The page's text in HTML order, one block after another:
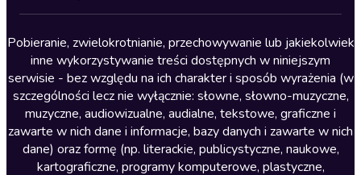
Lektury szkolne
Literatura anglojęzyczna
Literatura faktu
Literatura obyczajowa
Literatura piękna obca
Literatura piękna polska
Pobieranie, zwielokrotnianie, przechowywanie lub jakiekolwiek
inne wykorzystywanie treści dostępnych w niniejszym
serwisie - bez względu na ich charakter i sposób wyrażenia (w
szczególności lecz nie wyłącznie: słowne, słowno-muzyczne,
muzyczne, audiowizualne, audialne, tekstowe, graficzne i
zawarte w nich dane i informacje, bazy danych i zawarte w nich
dane) oraz formę (np. literackie, publicystyczne, naukowe,
kartograficzne, programy komputerowe, plastyczne,